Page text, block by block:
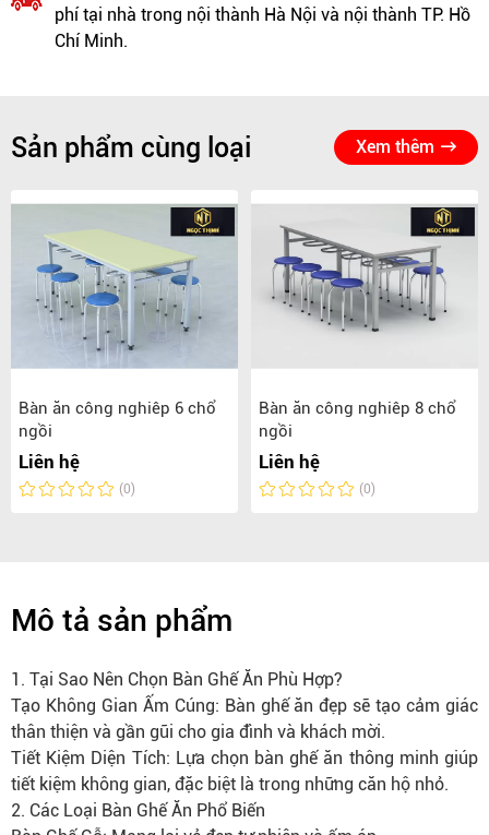
phí tại nhà trong nội thành Hà Nội và nội thành TP. Hồ
Chí Minh.
Sản phẩm cùng loại Xem thêm
Bàn ăn công nghiêp 6 chổ
ngồi
Liên hệ
(0)
Bàn ăn công nghiêp 8 chổ
ngồi
Liên hệ
(0)
Mô tả sản phẩm
1. Tại Sao Nên Chọn Bàn Ghế Ăn Phù Hợp?
Tạo Không Gian Ấm Cúng: Bàn ghế ăn đẹp sẽ tạo cảm giác
thân thiện và gần gũi cho gia đình và khách mời.
Tiết Kiệm Diện Tích: Lựa chọn bàn ghế ăn thông minh giúp
tiết kiệm không gian, đặc biệt là trong những căn hộ nhỏ.
2. Các Loại Bàn Ghế Ăn Phổ Biến